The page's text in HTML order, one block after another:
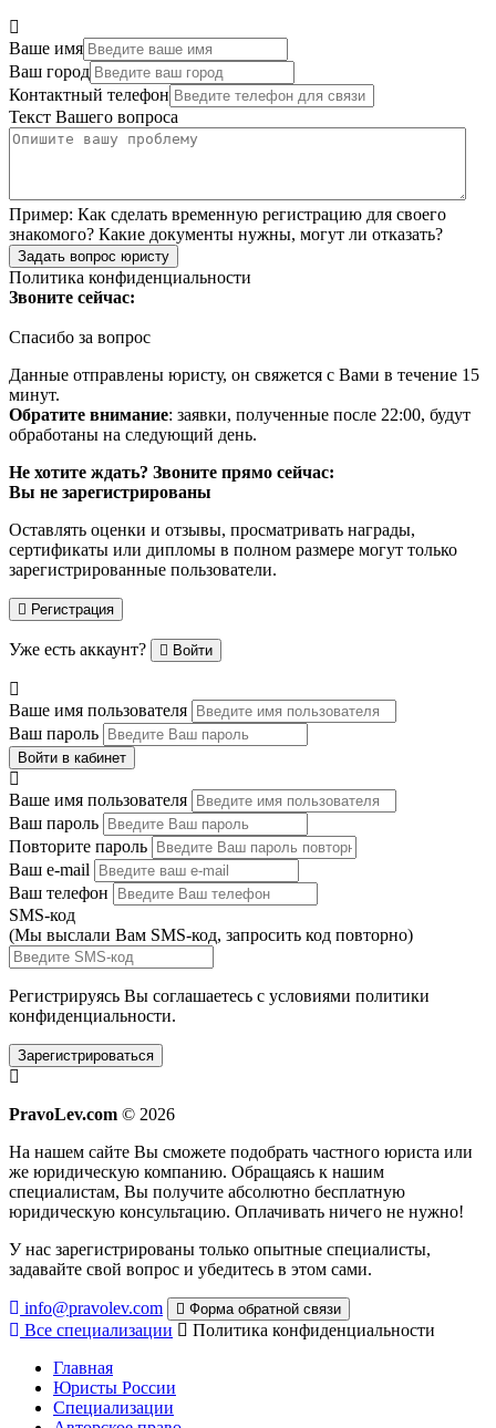
Ваше имя
Ваш город
Контактный телефон
Текст Вашего вопроса
Пример: Как сделать временную регистрацию для своего
знакомого? Какие документы нужны, могут ли отказать?
Задать вопрос юристу
Политика конфиденциальности
Звоните сейчас:
Спасибо за вопрос
Данные отправлены юристу, он свяжется с Вами в течение 15
минут.
Обратите внимание: заявки, полученные после 22:00, будут
обработаны на следующий день.
Не хотите ждать? Звоните прямо сейчас:
Вы не зарегистрированы
Оставлять оценки и отзывы, просматривать награды,
сертификаты или дипломы в полном размере могут только
зарегистрированные пользователи.
Регистрация
Уже есть аккаунт? Войти
Ваше имя пользователя
Ваш пароль
Войти в кабинет
Ваше имя пользователя
Ваш пароль
Повторите пароль
Ваш e-mail
Ваш телефон
SMS-код
(Мы выслали Вам SMS-код, запросить код повторно)
Регистрируясь Вы соглашаетесь с условиями политики
конфиденциальности.
Зарегистрироваться
PravoLev.com © 2026
На нашем сайте Вы сможете подобрать частного юриста или
же юридическую компанию. Обращаясь к нашим
специалистам, Вы получите абсолютно бесплатную
юридическую консультацию. Оплачивать ничего не нужно!
У нас зарегистрированы только опытные специалисты,
задавайте свой вопрос и убедитесь в этом сами.
info@pravolev.com Форма обратной связи
Все специализации
Политика конфиденциальности
Главная
Юристы России
Специализации